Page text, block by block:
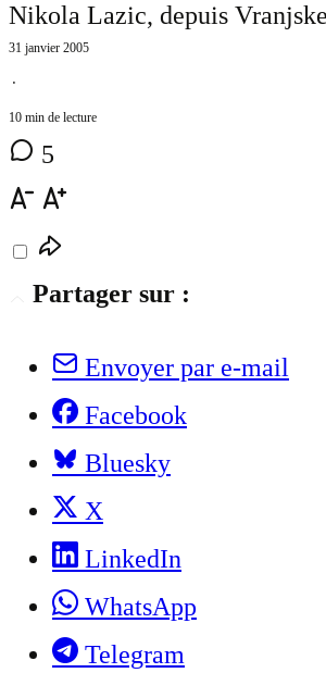
Nikola Lazic, depuis
31 janvier 2005
⋅
10 min de lecture
5
Partager sur :
Envoyer par e-mail
Facebook
Bluesky
X
LinkedIn
WhatsApp
Telegram